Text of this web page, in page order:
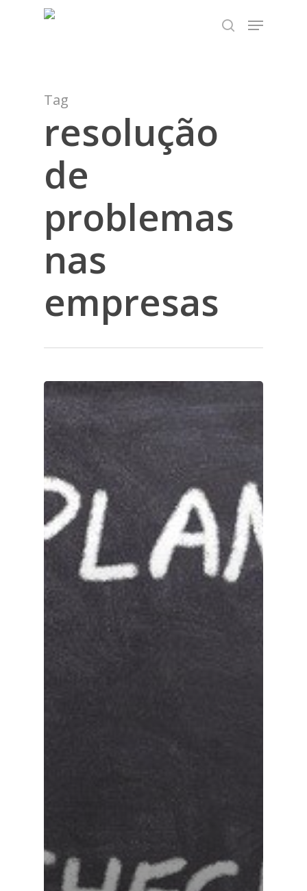
TEST89838
search
Menu
Tag
resolução
de
problemas
nas
empresas